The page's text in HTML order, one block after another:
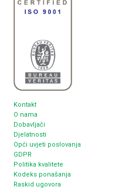
Kontakt
O nama
Dobavljači
Djelatnosti
Opći uvjeti poslovanja
GDPR
Politika kvalitete
Kodeks ponašanja
Raskid ugovora